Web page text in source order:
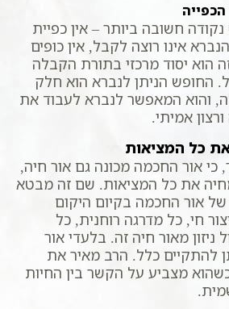
חשובה ביותר – אין כפיית
אינו רוצה לקבל, אין כופים
הוא יסוד מרכזי בתורת הקבלה
החופש הניתן לנברא הוא חלק
והוא המאפשר לנברא לעבוד את
אמיתי.
כל המציאות
כי אור החכמה מכונה גם אור חיה,
את כל המציאות. שם זה מבטא
אור החכמה בקיום היקום
חי, כל מדרגה רוחנית, כל
ניזון מאור חיה זה. בלעדי אור
להתקיים כלל. הרב מאיר את
מצביע על הקשר בין החיות